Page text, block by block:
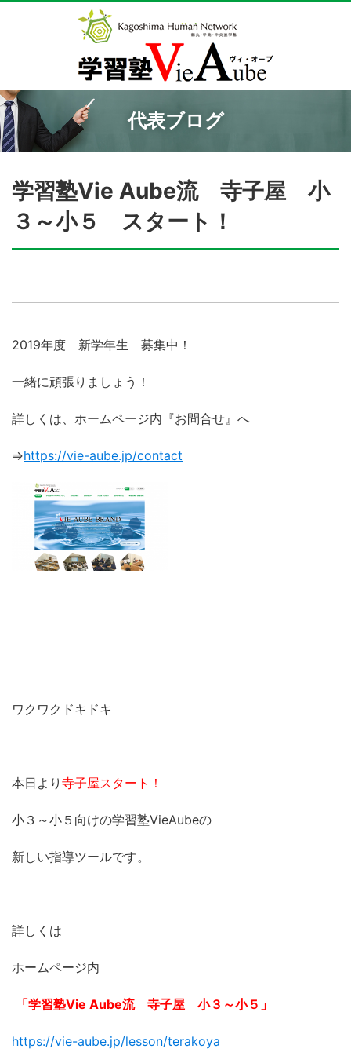
代表ブログ
学習塾Vie Aube流 寺子屋 小
３～小５ スタート！
2019年度 新学年生 募集中！
一緒に頑張りましょう！
詳しくは、ホームページ内『お問合せ』へ
⇒https://vie-aube.jp/contact
ワクワクドキドキ
本日より 寺子屋スタート！
小３～小５向けの学習塾VieAubeの
新しい指導ツールです。
詳しくは
ホームページ内
「学習塾Vie Aube流 寺子屋 小３～小５」
https://vie-aube.jp/lesson/terakoya